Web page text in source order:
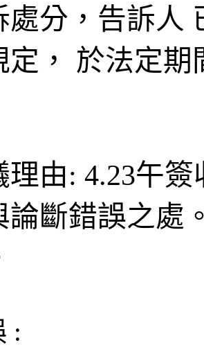
處分，告訴人
定， 於法定
理由: 4.23午
論斷錯誤之處
: